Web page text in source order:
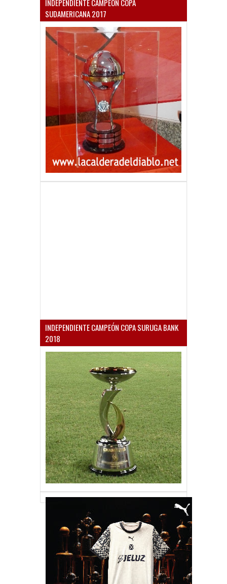
INDEPENDIENTE CAMPEÓN COPA
SUDAMERICANA 2017
INDEPENDIENTE CAMPEÓN COPA SURUGA BANK
2018